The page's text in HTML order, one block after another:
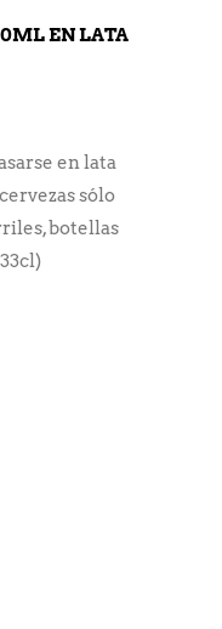
EN LATA
en lata
sólo
botellas